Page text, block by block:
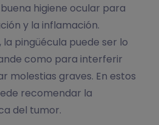
higiene ocular para
y la inflamación.
la pingüécula puede ser lo
como para interferir
molestias graves. En estos
recomendar la
del tumor.